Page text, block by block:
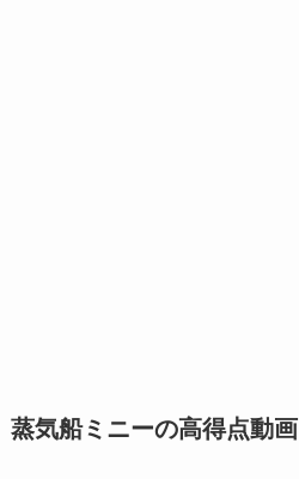
蒸気船ミニーの高得点動画